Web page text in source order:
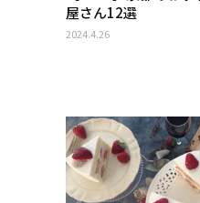
屋さん12選
2024.4.26